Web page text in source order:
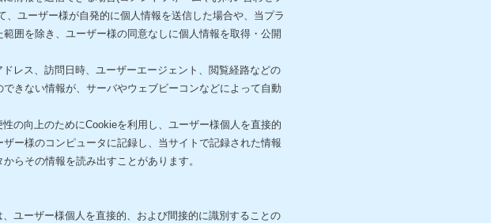
、ユーザー様が自発的に個人情報を送信した場合や、当プラ
囲を除き、ユーザー様の同意なしに個人情報を取得・公開
レス、訪問日時、ユーザーエージェント、閲覧経路などの
きない情報が、サーバやウェブビーコンなどによって自動
の向上のためにCookieを利用し、ユーザー様個人を直接的
ー様のコンピュータに記録し、当サイトで記録された情報
らその情報を読み出すことがあります。
ユーザー様個人を直接的、および間接的に識別することの